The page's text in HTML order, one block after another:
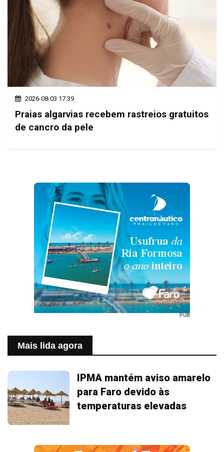
2026-08-03 17:39
Praias algarvias recebem rastreios gratuitos
de cancro da pele
PUB
Mais lida agora
IPMA mantém aviso amarelo
para Faro devido às
temperaturas elevadas